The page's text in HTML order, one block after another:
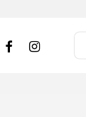
facebookinstagram